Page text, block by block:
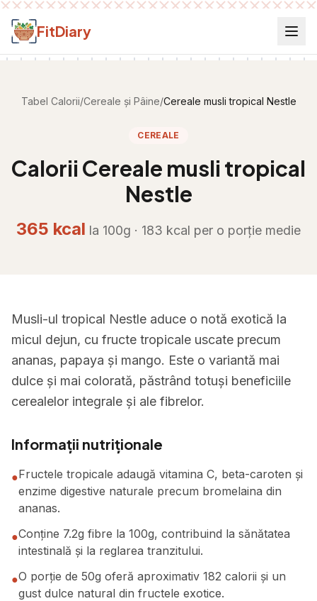
Salt la conținut
FitDiary
Tabel Calorii/Cereale și Pâine/Cereale musli tropical Nestle
CEREALE
Calorii Cereale musli tropical
Nestle
365 kcal la 100g · 183 kcal per o porție medie
Musli-ul tropical Nestle aduce o notă exotică la
micul dejun, cu fructe tropicale uscate precum
ananas, papaya și mango. Este o variantă mai
dulce și mai colorată, păstrând totuși beneficiile
cerealelor integrale și ale fibrelor.
Informații nutriționale
●Fructele tropicale adaugă vitamina C, beta-caroten și
enzime digestive naturale precum bromelaina din
ananas.
●Conține 7.2g fibre la 100g, contribuind la sănătatea
intestinală și la reglarea tranzitului.
●O porție de 50g oferă aproximativ 182 calorii și un
gust dulce natural din fructele exotice.